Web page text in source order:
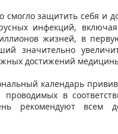
защитить себя и
инфекций,
жизней, в
значительно
достижений
календарь
в
рекомендуют